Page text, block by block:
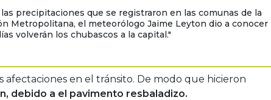
las precipitaciones que se registraron en las comunas de la
Metropolitana, el meteorólogo Jaime Leyton dio a conocer
volverán los chubascos a la capital."
afectaciones en el tránsito. De modo que hicieron
debido a el pavimento resbaladizo.